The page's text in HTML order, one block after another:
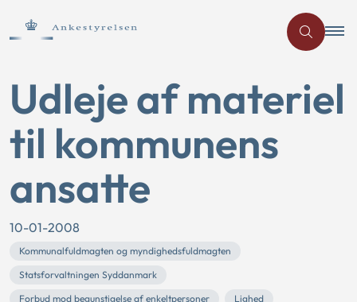
Udleje af materiel
til kommunens
ansatte
10-01-2008
Kommunalfuldmagten og myndighedsfuldmagten
Statsforvaltningen Syddanmark
Forbud mod begunstigelse af enkeltpersoner
Lighed